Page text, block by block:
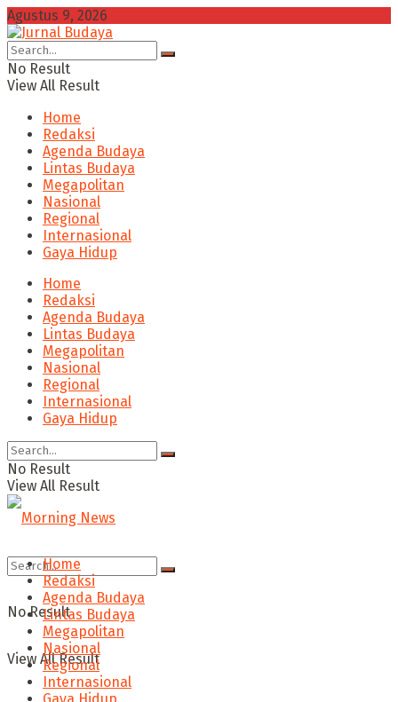
Agustus 9, 2026
No Result
View All Result
Home
Redaksi
Agenda Budaya
Lintas Budaya
Megapolitan
Nasional
Regional
Internasional
Gaya Hidup
Home
Redaksi
Agenda Budaya
Lintas Budaya
Megapolitan
Nasional
Regional
Internasional
Gaya Hidup
No Result
View All Result
No Result
View All Result
Home
Redaksi
Agenda Budaya
Lintas Budaya
Megapolitan
Nasional
Regional
Internasional